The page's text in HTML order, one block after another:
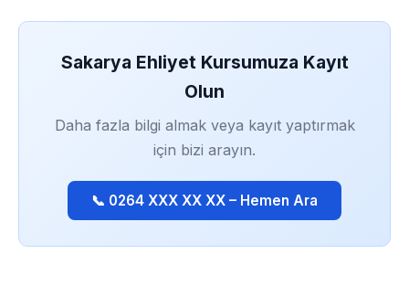
Sakarya Ehliyet Kursumuza Kayıt
Olun
Daha fazla bilgi almak veya kayıt yaptırmak
için bizi arayın.
📞 0264 XXX XX XX – Hemen Ara